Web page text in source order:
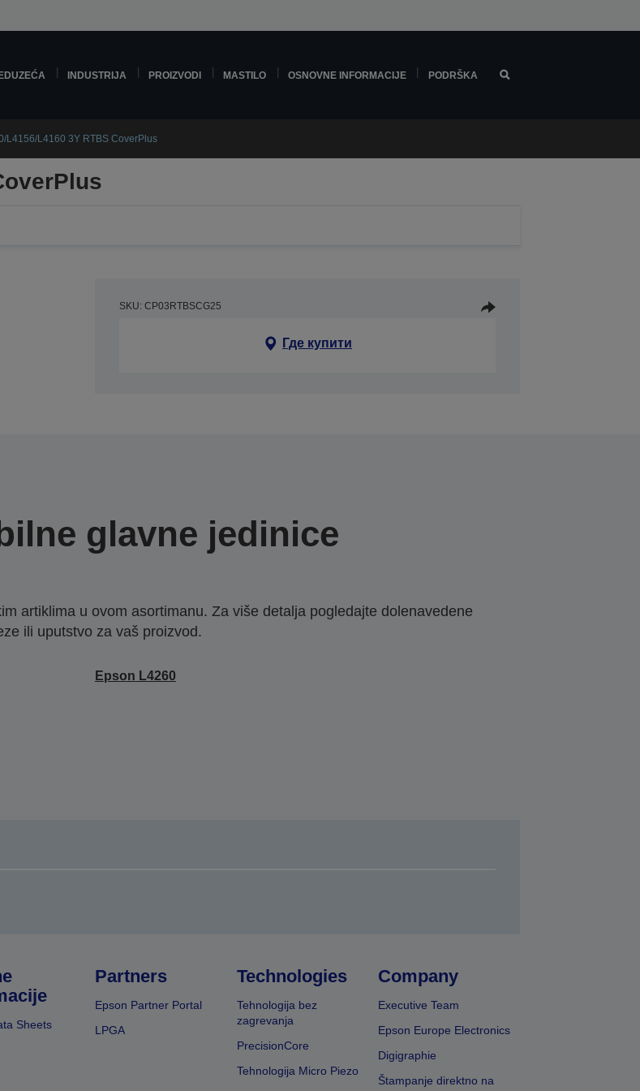
INDUSTRIJA PROIZVODI MASTILO OSNOVNE INFORMACIJE PODRŠKA
L4156/L4160 3Y RTBS CoverPlus
SKU: CP03RTBSCG25
Где купити
glavne jedinice
artiklima u ovom asortimanu. Za više detalja pogledajte dolenavedene
ili uputstvo za vaš proizvod.
Epson L4260
Sheets
Partners
Epson Partner Portal
LPGA
Technologies
Tehnologija bez
zagrevanja
PrecisionCore
Tehnologija Micro Piezo
Company
Executive Team
Epson Europe Electronics
Digigraphie
Štampanje direktno na